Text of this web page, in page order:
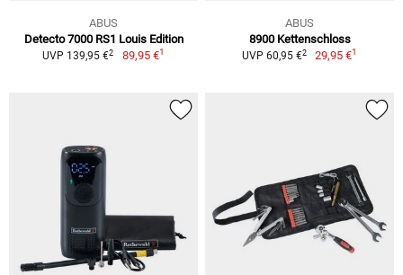
ABUS
Detecto 7000 RS1 Louis Edition
UVP 139,95 €2 89,95 €1
ABUS
8900 Kettenschloss
UVP 60,95 €2 29,95 €1